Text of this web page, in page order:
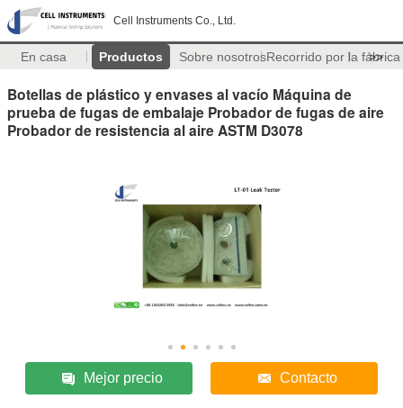
Cell Instruments Co., Ltd.
En casa Productos Sobre nosotrosRecorrido por la fábrica
>>
Botellas de plástico y envases al vacío Máquina de
prueba de fugas de embalaje Probador de fugas de aire
Probador de resistencia al aire ASTM D3078
Mejor precio Contacto